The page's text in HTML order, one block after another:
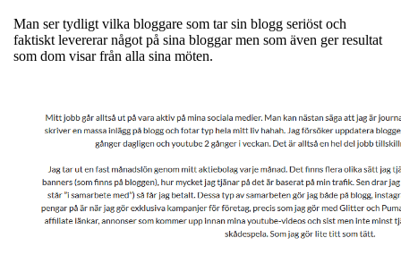
Man ser tydligt vilka bloggare som tar sin blogg seriöst och
faktiskt levererar något på sina bloggar men som även ger resultat
som dom visar från alla sina möten.